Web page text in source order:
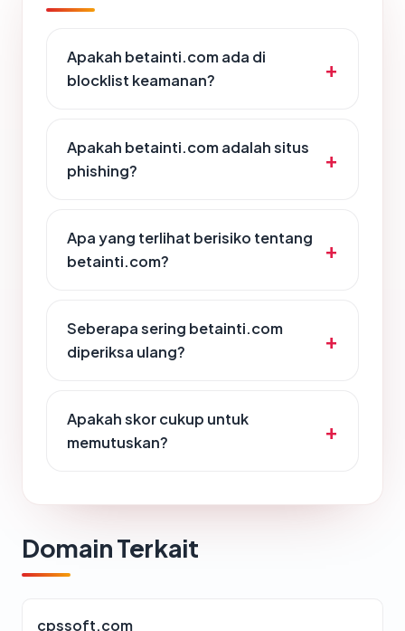
Apakah betainti.com ada di
blocklist keamanan?
Apakah betainti.com adalah situs
phishing?
Apa yang terlihat berisiko tentang
betainti.com?
Seberapa sering betainti.com
diperiksa ulang?
Apakah skor cukup untuk
memutuskan?
Domain Terkait
cpssoft.com